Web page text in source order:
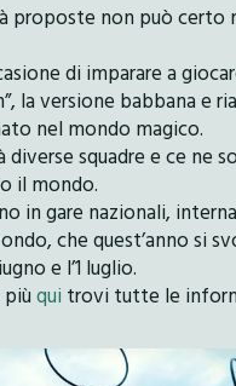
proposte non può certo
di imparare a
la versione babbana e
nel mondo magico.
squadre e ce ne
il mondo.
in gare nazionali,
che quest’anno si
e l’1 luglio.
qui trovi tutte le